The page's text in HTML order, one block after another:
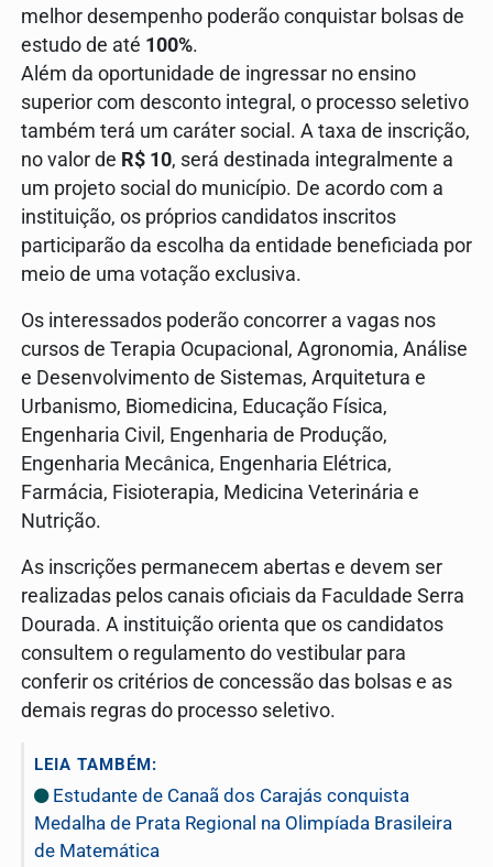
melhor desempenho poderão conquistar bolsas de
estudo de até 100%.
Além da oportunidade de ingressar no ensino
superior com desconto integral, o processo seletivo
também terá um caráter social. A taxa de inscrição,
no valor de R$ 10, será destinada integralmente a
um projeto social do município. De acordo com a
instituição, os próprios candidatos inscritos
participarão da escolha da entidade beneficiada por
meio de uma votação exclusiva.
Os interessados poderão concorrer a vagas nos
cursos de Terapia Ocupacional, Agronomia, Análise
e Desenvolvimento de Sistemas, Arquitetura e
Urbanismo, Biomedicina, Educação Física,
Engenharia Civil, Engenharia de Produção,
Engenharia Mecânica, Engenharia Elétrica,
Farmácia, Fisioterapia, Medicina Veterinária e
Nutrição.
As inscrições permanecem abertas e devem ser
realizadas pelos canais oficiais da Faculdade Serra
Dourada. A instituição orienta que os candidatos
consultem o regulamento do vestibular para
conferir os critérios de concessão das bolsas e as
demais regras do processo seletivo.
LEIA TAMBÉM:
Estudante de Canaã dos Carajás conquista
Medalha de Prata Regional na Olimpíada Brasileira
de Matemática